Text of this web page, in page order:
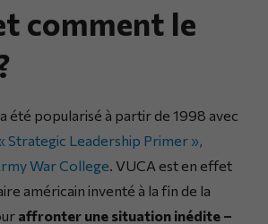
comment le
été popularisé à partir de 1998 avec
Strategic Leadership Primer »,
War College . VUCA est en effet
américain inventé à la fin de la
affronter une situation inédite –